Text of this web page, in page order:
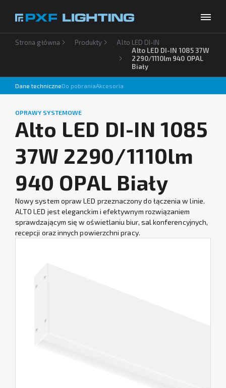
Produkty
Usługi
Baza wiedzy
O firmie
Do pobrania
Kontakt
Wybierz swój język PL
Strona główna Produkty
Alto LED DI-IN
Alto LED DI-IN 1085 37W
2290/1110lm 940 OPAL
Biały
Dane techniczneDo pobraniaAkcesoria
OPRAWY SYSTEMOWE
Alto LED DI-IN 1085
37W 2290/1110lm
940 OPAL Biały
Nowy system opraw LED przeznaczony do łączenia w linie.
ALTO LED jest eleganckim i efektywnym rozwiązaniem
sprawdzającym się w oświetlaniu biur, sal konferencyjnych,
recepcji oraz innych powierzchni pracy.